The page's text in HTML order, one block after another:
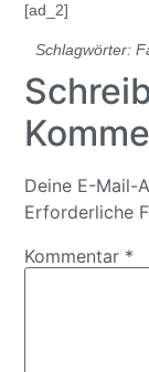
[ad_2]
Schlagwörter:
Deine E-Mail-
Erforderliche
Kommentar *